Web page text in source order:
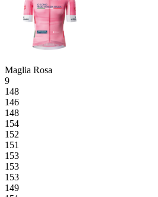
Maglia Rosa
9
148
146
148
154
152
151
153
153
153
149